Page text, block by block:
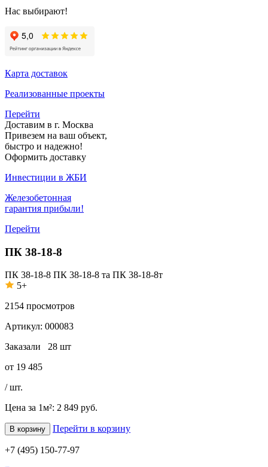
Нас выбирают!
Карта доставок
Реализованные проекты
Перейти
Доставим в г. Москва
Привезем на ваш объект,
быстро и надежно!
Оформить доставку
Инвестиции в ЖБИ
Железобетонная
гарантия прибыли!
Перейти
ПК 38-18-8
ПК 38-18-8 ПК 38-18-8 та ПК 38-18-8т
5+
2154 просмотров
Артикул: 000083
Заказали 28 шт
от 19 485
/ шт.
Цена за 1м²: 2 849 руб.
В корзину Перейти в корзину
+7 (495) 150-77-97